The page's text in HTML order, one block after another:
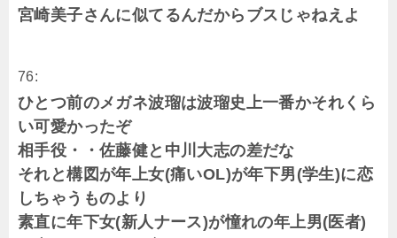
宮崎美子さんに似てるんだからブスじゃねえよ
76:
ひとつ前のメガネ波瑠は波瑠史上一番かそれくら
い可愛かったぞ
相手役・・佐藤健と中川大志の差だな
それと構図が年上女(痛いOL)が年下男(学生)に恋
しちゃうものより
素直に年下女(新人ナース)が憧れの年上男(医者)